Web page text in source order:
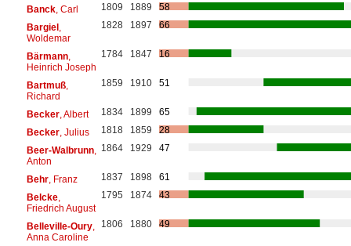
Banck, Carl 1809 1889
58
Bargiel,
Woldemar
1828 1897 66
Bärmann,
Heinrich Joseph
1784 1847 16
Bartmuß,
Richard
1859 1910 51
Becker, Albert 1834 1899
65
Becker, Julius 1818 1859
28
Beer-Walbrunn,
Anton
1864 1929 47
Behr, Franz 1837 1898
61
Belcke,
Friedrich August
1795 1874 43
Belleville-Oury,
Anna Caroline
1806 1880 49